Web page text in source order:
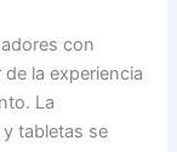
con
la experiencia
La
tabletas se